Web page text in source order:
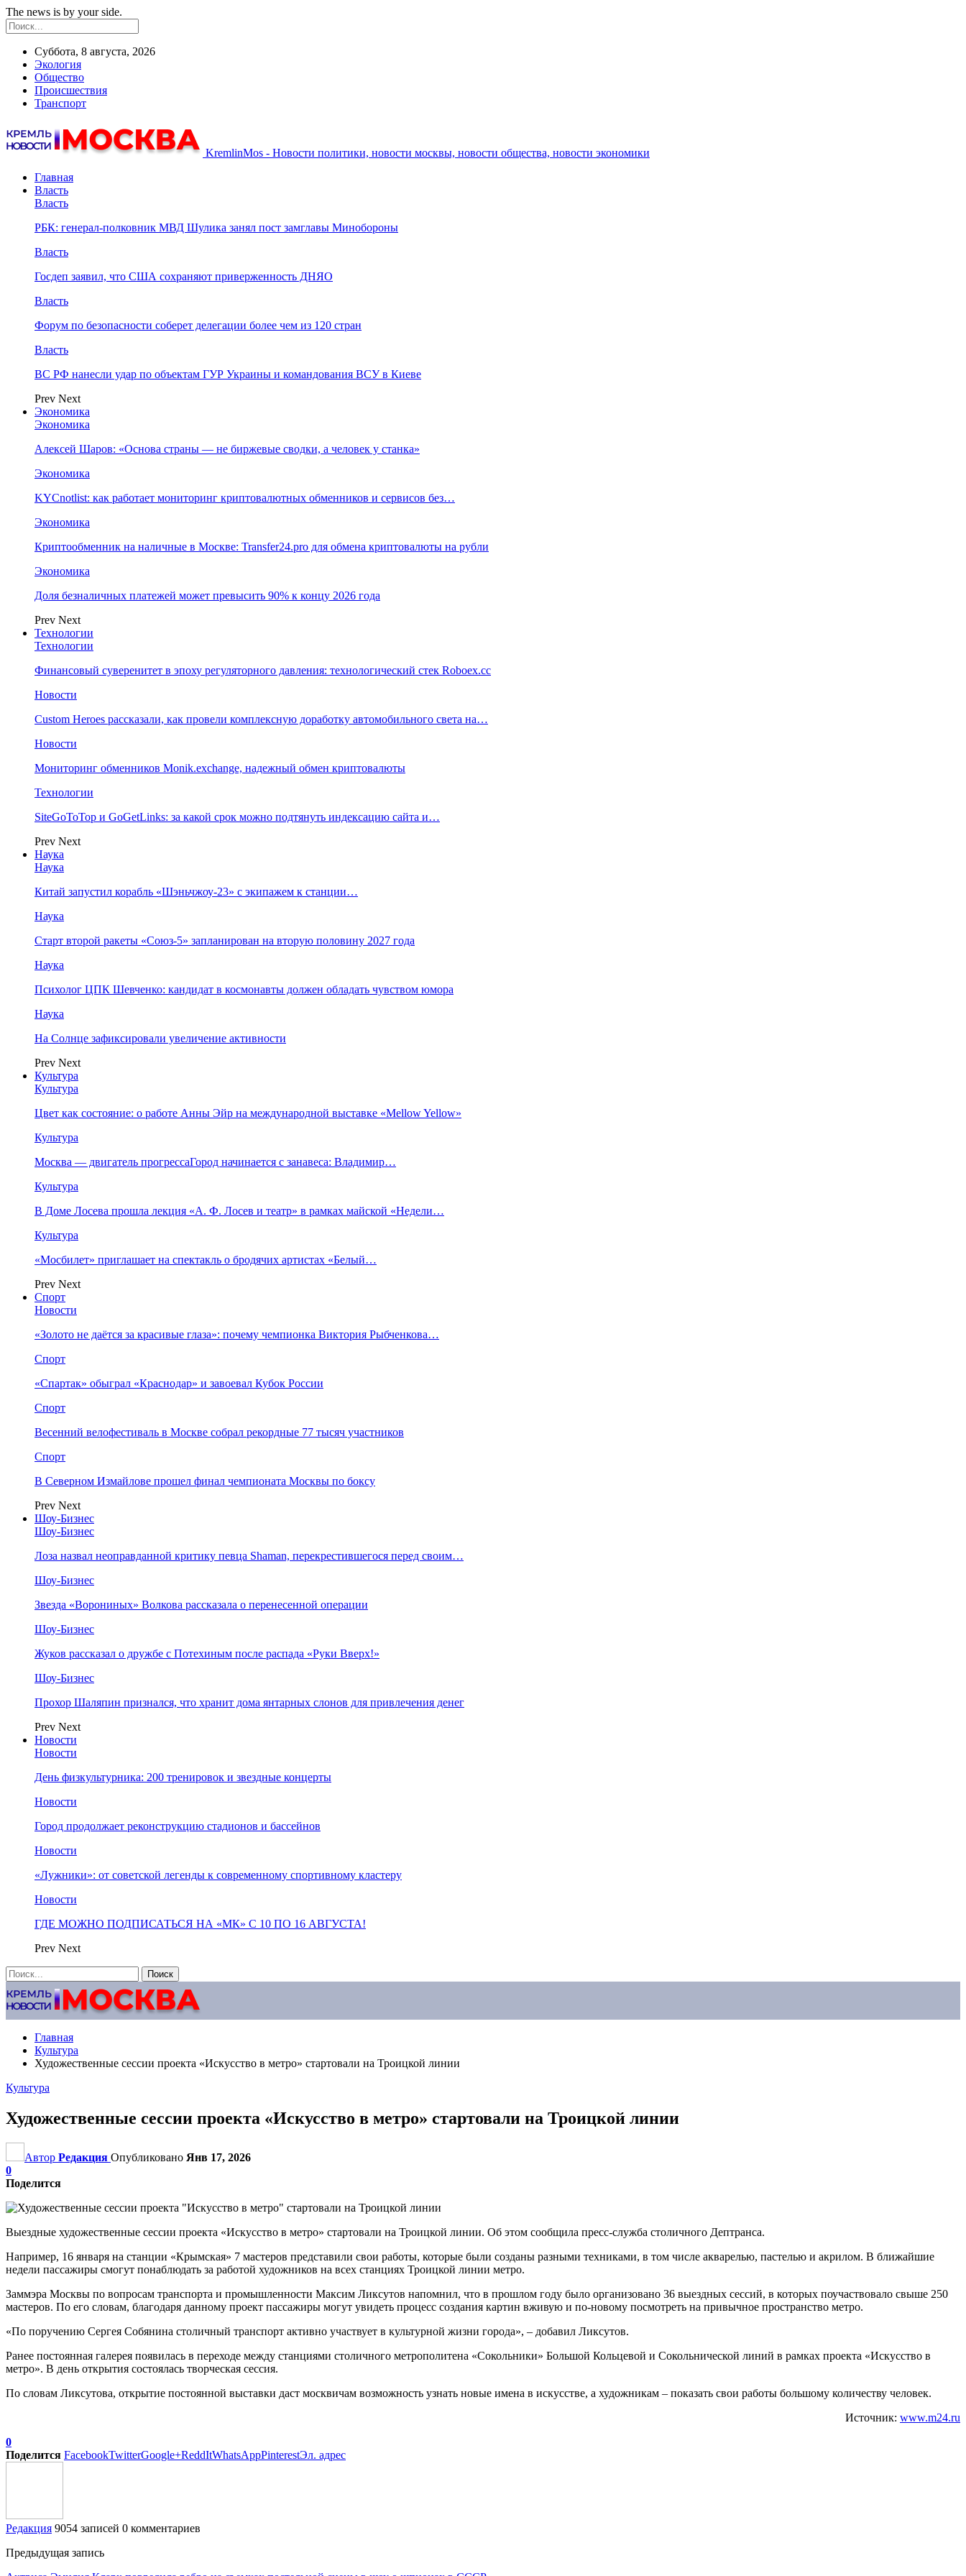
The news is by your side.
Суббота, 8 августа, 2026
Экология
Общество
Происшествия
Транспорт
KremlinMos - Новости политики, новости москвы, новости общества, новости экономики
Главная
Власть
Власть
РБК: генерал-полковник МВД Шулика занял пост замглавы Минобороны
Власть
Госдеп заявил, что США сохраняют приверженность ДНЯО
Власть
Форум по безопасности соберет делегации более чем из 120 стран
Власть
ВС РФ нанесли удар по объектам ГУР Украины и командования ВСУ в Киеве
Prev Next
Экономика
Экономика
Алексей Шаров: «Основа страны — не биржевые сводки, а человек у станка»
Экономика
KYCnotlist: как работает мониторинг криптовалютных обменников и сервисов без…
Экономика
Криптообменник на наличные в Москве: Transfer24.pro для обмена криптовалюты на рубли
Экономика
Доля безналичных платежей может превысить 90% к концу 2026 года
Prev Next
Технологии
Технологии
Финансовый суверенитет в эпоху регуляторного давления: технологический стек Roboex.cc
Новости
Custom Heroes рассказали, как провели комплексную доработку автомобильного света на…
Новости
Мониторинг обменников Monik.exchange, надежный обмен криптовалюты
Технологии
SiteGoToTop и GoGetLinks: за какой срок можно подтянуть индексацию сайта и…
Prev Next
Наука
Наука
Китай запустил корабль «Шэньчжоу-23» с экипажем к станции…
Наука
Старт второй ракеты «Союз-5» запланирован на вторую половину 2027 года
Наука
Психолог ЦПК Шевченко: кандидат в космонавты должен обладать чувством юмора
Наука
На Солнце зафиксировали увеличение активности
Prev Next
Культура
Культура
Цвет как состояние: о работе Анны Эйр на международной выставке «Mellow Yellow»
Культура
Москва — двигатель прогрессаГород начинается с занавеса: Владимир…
Культура
В Доме Лосева прошла лекция «А. Ф. Лосев и театр» в рамках майской «Недели…
Культура
«Мосбилет» приглашает на спектакль о бродячих артистах «Белый…
Prev Next
Спорт
Новости
«Золото не даётся за красивые глаза»: почему чемпионка Виктория Рыбченкова…
Спорт
«Спартак» обыграл «Краснодар» и завоевал Кубок России
Спорт
Весенний велофестиваль в Москве собрал рекордные 77 тысяч участников
Спорт
В Северном Измайлове прошел финал чемпионата Москвы по боксу
Prev Next
Шоу-Бизнес
Шоу-Бизнес
Лоза назвал неоправданной критику певца Shaman, перекрестившегося перед своим…
Шоу-Бизнес
Звезда «Ворониных» Волкова рассказала о перенесенной операции
Шоу-Бизнес
Жуков рассказал о дружбе с Потехиным после распада «Руки Вверх!»
Шоу-Бизнес
Прохор Шаляпин признался, что хранит дома янтарных слонов для привлечения денег
Prev Next
Новости
Новости
День физкультурника: 200 тренировок и звездные концерты
Новости
Город продолжает реконструкцию стадионов и бассейнов
Новости
«Лужники»: от советской легенды к современному спортивному кластеру
Новости
ГДЕ МОЖНО ПОДПИСАТЬСЯ НА «МК» С 10 ПО 16 АВГУСТА!
Prev Next
Главная
Культура
Художественные сессии проекта «Искусство в метро» стартовали на Троицкой линии
Культура
Художественные сессии проекта «Искусство в метро» стартовали на Троицкой линии
Автор Редакция Опубликовано Янв 17, 2026
0
Поделится
Выездные художественные сессии проекта «Искусство в метро» стартовали на Троицкой линии. Об этом сообщила пресс-служба столичного Дептранса.
Например, 16 января на станции «Крымская» 7 мастеров представили свои работы, которые были созданы разными техниками, в том числе акварелью, пастелью и акрилом. В ближайшие
недели пассажиры смогут понаблюдать за работой художников на всех станциях Троицкой линии метро.
Заммэра Москвы по вопросам транспорта и промышленности Максим Ликсутов напомнил, что в прошлом году было организовано 36 выездных сессий, в которых поучаствовало свыше 250
мастеров. По его словам, благодаря данному проект пассажиры могут увидеть процесс создания картин вживую и по-новому посмотреть на привычное пространство метро.
«По поручению Сергея Собянина столичный транспорт активно участвует в культурной жизни города», – добавил Ликсутов.
Ранее постоянная галерея появилась в переходе между станциями столичного метрополитена «Сокольники» Большой Кольцевой и Сокольнической линий в рамках проекта «Искусство в
метро». В день открытия состоялась творческая сессия.
По словам Ликсутова, открытие постоянной выставки даст москвичам возможность узнать новые имена в искусстве, а художникам – показать свои работы большому количеству человек.
Источник: www.m24.ru
0
Поделится FacebookTwitterGoogle+ReddItWhatsAppPinterestЭл. адрес
Редакция 9054 записей 0 комментариев
Предыдущая запись